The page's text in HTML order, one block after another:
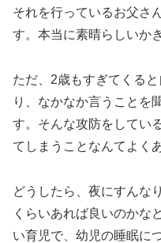
それを行っているお父さ
す。本当に素晴らしいか
ただ、2歳もすぎてくる
り、なかなか言うことを
す。そんな攻防をしてい
てしまうことなんてよく
どうしたら、夜にすんな
くらいあれば良いのかな
い育児で、幼児の睡眠に